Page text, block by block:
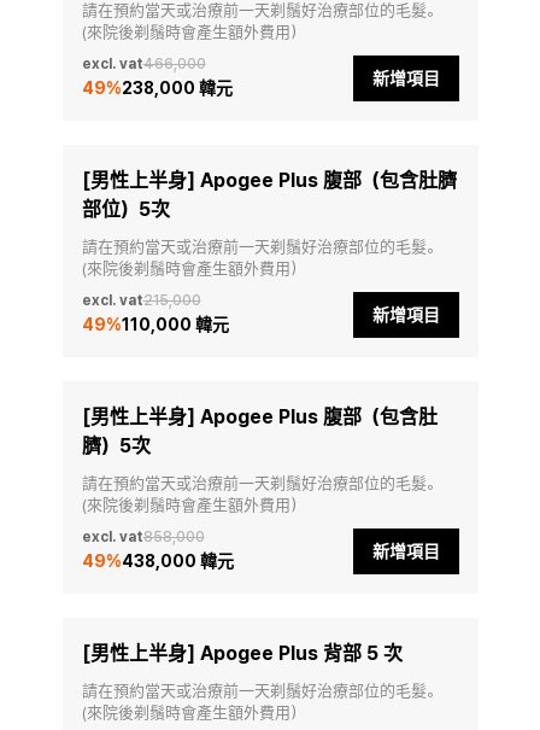
請在預約當天或治療前一天剃鬚好治療部位的毛髮。
(來院後剃鬚時會產生額外費用）
excl. vat466,000
49%238,000 韓元 新增項目
[男性上半身] Apogee Plus 腹部（包含肚臍
部位）5次
請在預約當天或治療前一天剃鬚好治療部位的毛髮。
(來院後剃鬚時會產生額外費用）
excl. vat215,000
49%110,000 韓元 新增項目
[男性上半身] Apogee Plus 腹部（包含肚
臍）5次
請在預約當天或治療前一天剃鬚好治療部位的毛髮。
(來院後剃鬚時會產生額外費用）
excl. vat858,000
49%438,000 韓元 新增項目
[男性上半身] Apogee Plus 背部 5 次
請在預約當天或治療前一天剃鬚好治療部位的毛髮。
(來院後剃鬚時會產生額外費用）